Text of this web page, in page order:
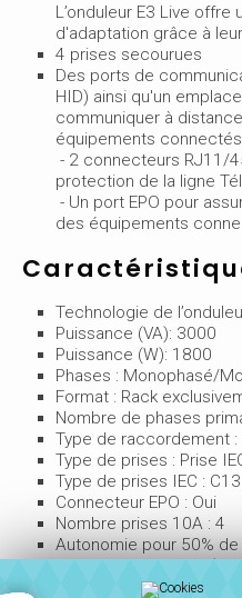
L’onduleur E3 Live
d'adaptation grâce à
4 prises secourues
Des ports de
HID) ainsi qu'un
communiquer à
équipements
- 2 connecteurs RJ11/
protection de la ligne
- Un port EPO pour
des équipements
Technologie de
Puissance (VA): 3000
Puissance (W): 1800
Phases : Monophasé/
Format : Rack
Nombre de phases
Type de raccordement :
Type de prises : Prise
Type de prises IEC :
Connecteur EPO : Oui
Nombre prises 10A : 4
Autonomie pour 50%
Temps de recharge
une décharge totale